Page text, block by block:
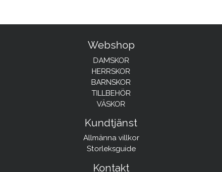
Webshop
DAMSKOR
HERRSKOR
BARNSKOR
TILLBEHÖR
VÄSKOR
Kundtjänst
Allmänna villkor
Storleksguide
Kontakt